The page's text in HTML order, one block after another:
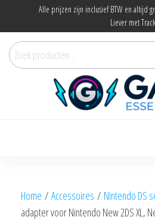
inhoud
Alle prijzen zijn inclusief BTW en altijd
Liever met
Zoeken
naar:
Home / Accessoires / Nintendo DS
adapter voor Nintendo New 2DS XL,